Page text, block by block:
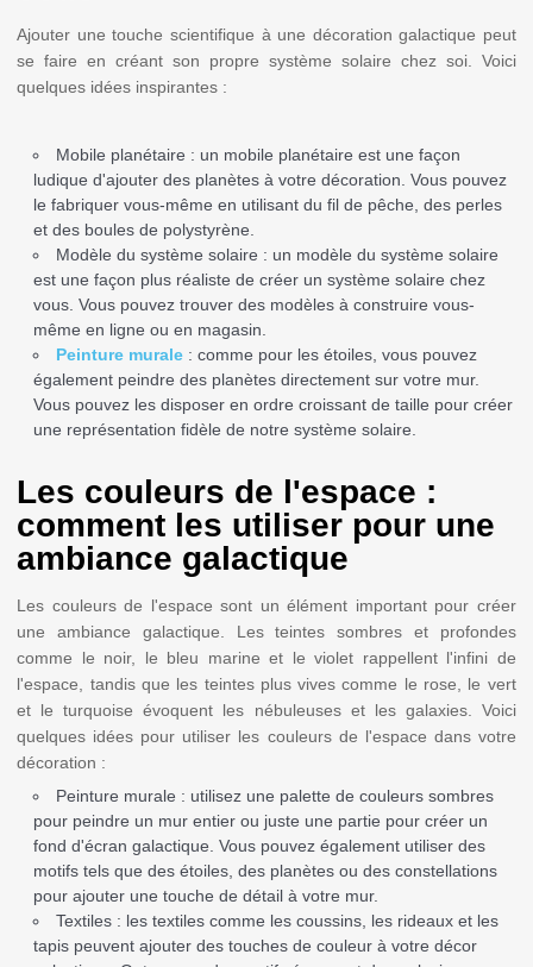
Ajouter une touche scientifique à une décoration galactique peut
se faire en créant son propre système solaire chez soi. Voici
quelques idées inspirantes :
Mobile planétaire : un mobile planétaire est une façon
ludique d'ajouter des planètes à votre décoration. Vous pouvez
le fabriquer vous-même en utilisant du fil de pêche, des perles
et des boules de polystyrène.
Modèle du système solaire : un modèle du système solaire
est une façon plus réaliste de créer un système solaire chez
vous. Vous pouvez trouver des modèles à construire vous-
même en ligne ou en magasin.
Peinture murale : comme pour les étoiles, vous pouvez
également peindre des planètes directement sur votre mur.
Vous pouvez les disposer en ordre croissant de taille pour créer
une représentation fidèle de notre système solaire.
Les couleurs de l'espace :
comment les utiliser pour une
ambiance galactique
Les couleurs de l'espace sont un élément important pour créer
une ambiance galactique. Les teintes sombres et profondes
comme le noir, le bleu marine et le violet rappellent l'infini de
l'espace, tandis que les teintes plus vives comme le rose, le vert
et le turquoise évoquent les nébuleuses et les galaxies. Voici
quelques idées pour utiliser les couleurs de l'espace dans votre
décoration :
Peinture murale : utilisez une palette de couleurs sombres
pour peindre un mur entier ou juste une partie pour créer un
fond d'écran galactique. Vous pouvez également utiliser des
motifs tels que des étoiles, des planètes ou des constellations
pour ajouter une touche de détail à votre mur.
Textiles : les textiles comme les coussins, les rideaux et les
tapis peuvent ajouter des touches de couleur à votre décor